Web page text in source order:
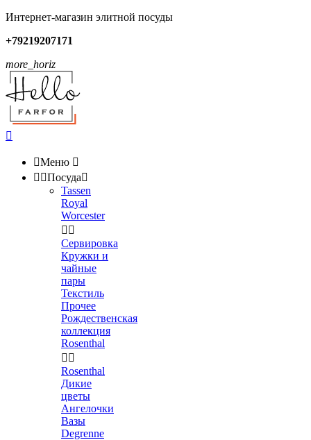
Интернет-магазин элитной посуды
+79219207171
more_horiz

Меню 
 Посуда
Tassen
Royal
Worcester
 
Сервировка
Кружки и
чайные
пары
Текстиль
Прочее
Рождественская
коллекция
Rosenthal
 
Rosenthal
Дикие
цветы
Ангелочки
Вазы
Degrenne